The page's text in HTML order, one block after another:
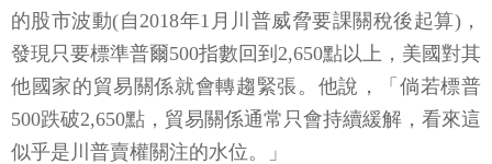
的股市波動(自2018年1月川普威脅要課關稅後起算)，
發現只要標準普爾500指數回到2,650點以上，美國對其
他國家的貿易關係就會轉趨緊張。他說，「倘若標普
500跌破2,650點，貿易關係通常只會持續緩解，看來這
似乎是川普賣權關注的水位。」